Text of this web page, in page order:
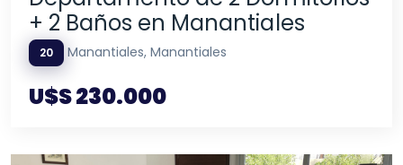
+ 2 Baños en Manantiales
20 Manantiales, Manantiales
U$S 230.000